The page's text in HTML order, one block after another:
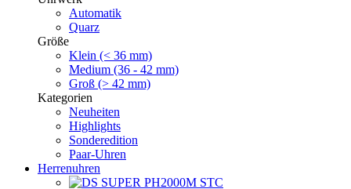
Automatik
Quarz
Größe
Klein (< 36 mm)
Medium (36 - 42 mm)
Groß (> 42 mm)
Kategorien
Neuheiten
Highlights
Sonderedition
Paar-Uhren
Herrenuhren